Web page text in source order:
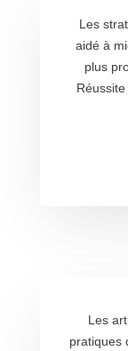
Les
aidé à
plus
Les
pratiques